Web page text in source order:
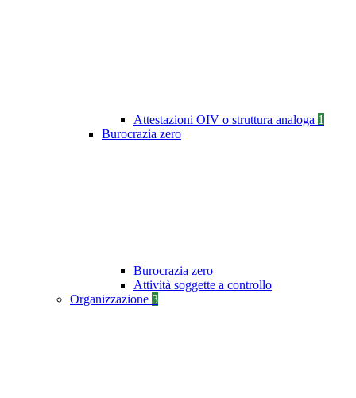
Attestazioni OIV o struttura analoga 1
Burocrazia zero
Burocrazia zero
Attività soggette a controllo
Organizzazione 3